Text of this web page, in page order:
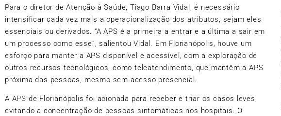
Para o diretor de Atenção à Saúde, Tiago Barra Vidal, é necessário
intensificar cada vez mais a operacionalização dos atributos, sejam eles
essenciais ou derivados. “A APS é a primeira a entrar e a última a sair em
um processo como esse”, salientou Vidal. Em Florianópolis, houve um
esforço para manter a APS disponível e acessível, com a exploração de
outros recursos tecnológicos, como teleatendimento, que mantêm a APS
próxima das pessoas, mesmo sem acesso presencial.
A APS de Florianópolis foi acionada para receber e triar os casos leves,
evitando a concentração de pessoas sintomáticas nos hospitais. O